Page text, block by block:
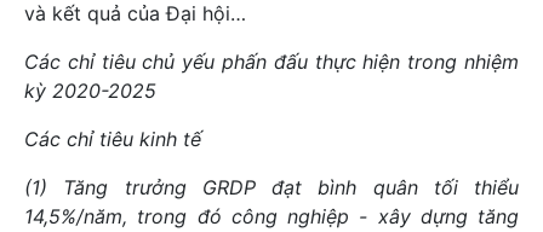
và kết quả của Đại hội…
Các chỉ tiêu chủ yếu phấn đấu thực hiện trong nhiệm
kỳ 2020-2025
Các chỉ tiêu kinh tế
(1) Tăng trưởng GRDP đạt bình quân tối thiểu
14,5%/năm, trong đó công nghiệp - xây dựng tăng